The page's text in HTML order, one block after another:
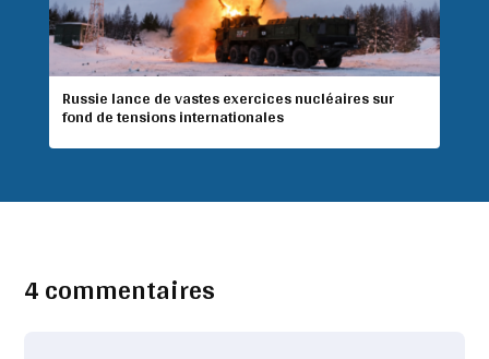
Russie lance de vastes exercices nucléaires sur
fond de tensions internationales
4 commentaires